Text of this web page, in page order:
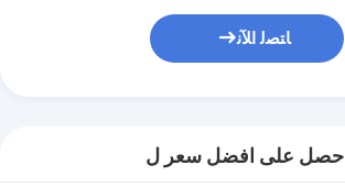
ﺎﺘﺼﻟ ﺍﻶﻧ
احصل على افضل سعر ل